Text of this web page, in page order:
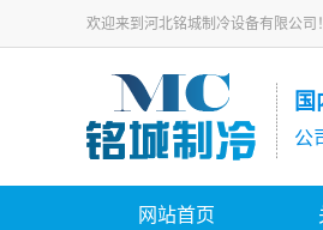
欢迎来到河北铭城制冷设备有限公司！
公
网站首页